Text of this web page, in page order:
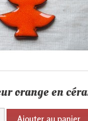
orange en
Ajouter au panier